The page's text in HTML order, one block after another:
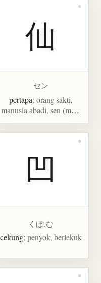
仙
セン
pertapa; orang sakti,
manusia abadi, sen (mata
凹
くぼ.む
cekung; penyok, berlekuk